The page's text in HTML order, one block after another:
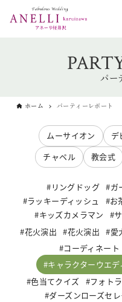
パー
ホーム パーティーレポート
ムーサイオン デ
チャペル
教会式
リングドッグ ガ
ラッキーディッシュ
お
キッズカメラマン
花火演出
花火演出 愛
コーディネート
キャラクターウエ
色当てクイズ
フォト
ダーズンローズセ